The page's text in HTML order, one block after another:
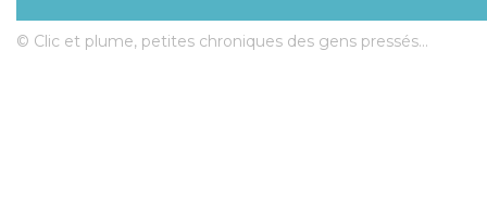
© Clic et plume, petites chroniques des gens pressés...